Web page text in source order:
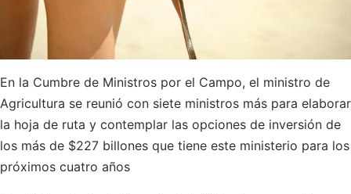
En la Cumbre de Ministros por el Campo, el ministro de
Agricultura se reunió con siete ministros más para elaborar
la hoja de ruta y contemplar las opciones de inversión de
los más de $227 billones que tiene este ministerio para los
próximos cuatro años